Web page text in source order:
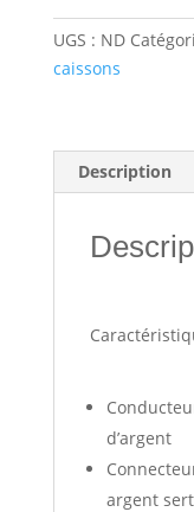
UGS : ND
caissons
Description
d’argent
argent